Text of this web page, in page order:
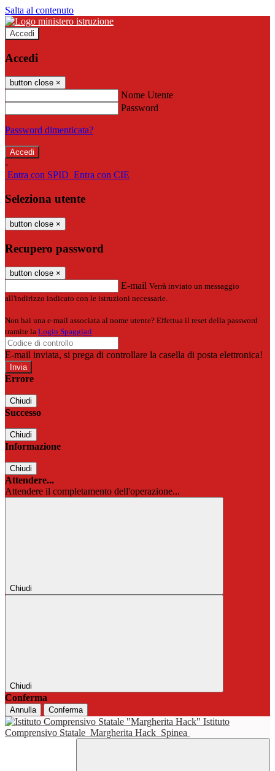
Salta al contenuto
Accedi
Accedi
button close ×
Nome Utente
Password
Password dimenticata?
-
Entra con SPID Entra con CIE
Seleziona utente
button close ×
Recupero password
button close ×
E-mail Verrà inviato un messaggio
all'indirizzo indicato con le istruzioni necessarie.
Non hai una e-mail associata al nome utente? Effettua il reset della password
tramite la Login Spaggiari
E-mail inviata, si prega di controllare la casella di posta elettronica!
Errore
Chiudi
Successo
Chiudi
Informazione
Chiudi
Attendere...
Attendere il completamento dell'operazione...
Chiudi
Chiudi
Conferma
Annulla Conferma
Istituto
Comprensivo Statale Margherita Hack Spinea